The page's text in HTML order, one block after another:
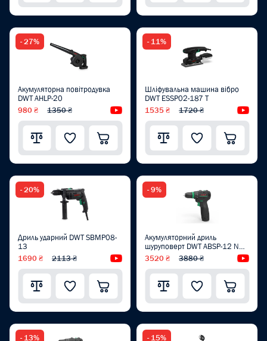
- 27%
Акумуляторна повітродувка
DWT AHLP-20
980 ₴ 1350 ₴ Відеоогляд
- 11%
Шліфувальна машина вібро
DWT ESSP02-187 T
1535 ₴ 1720 ₴
- 20%
Дриль ударний DWT SBMP08-
13
1690 ₴ 2113 ₴ Відеоогляд
- 9%
Акумуляторний дриль
шуруповерт DWT ABSP-12 NQ-
2 BMC
3520 ₴ 3880 ₴
- 13% - 15%